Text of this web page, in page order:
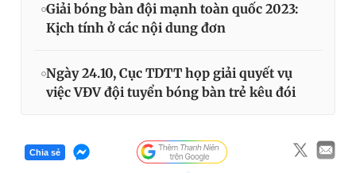
Giải bóng bàn đội mạnh toàn quốc 2023:
Kịch tính ở các nội dung đơn
Ngày 24.10, Cục TDTT họp giải quyết vụ
việc VĐV đội tuyển bóng bàn trẻ kêu đói
Chia sẻ